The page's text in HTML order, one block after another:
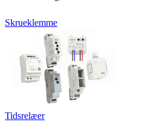
Skrueklemme
Tidsrelæer